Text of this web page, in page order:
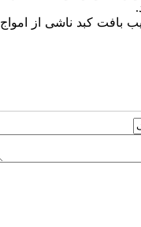
بافت کبد ناشی از امواج